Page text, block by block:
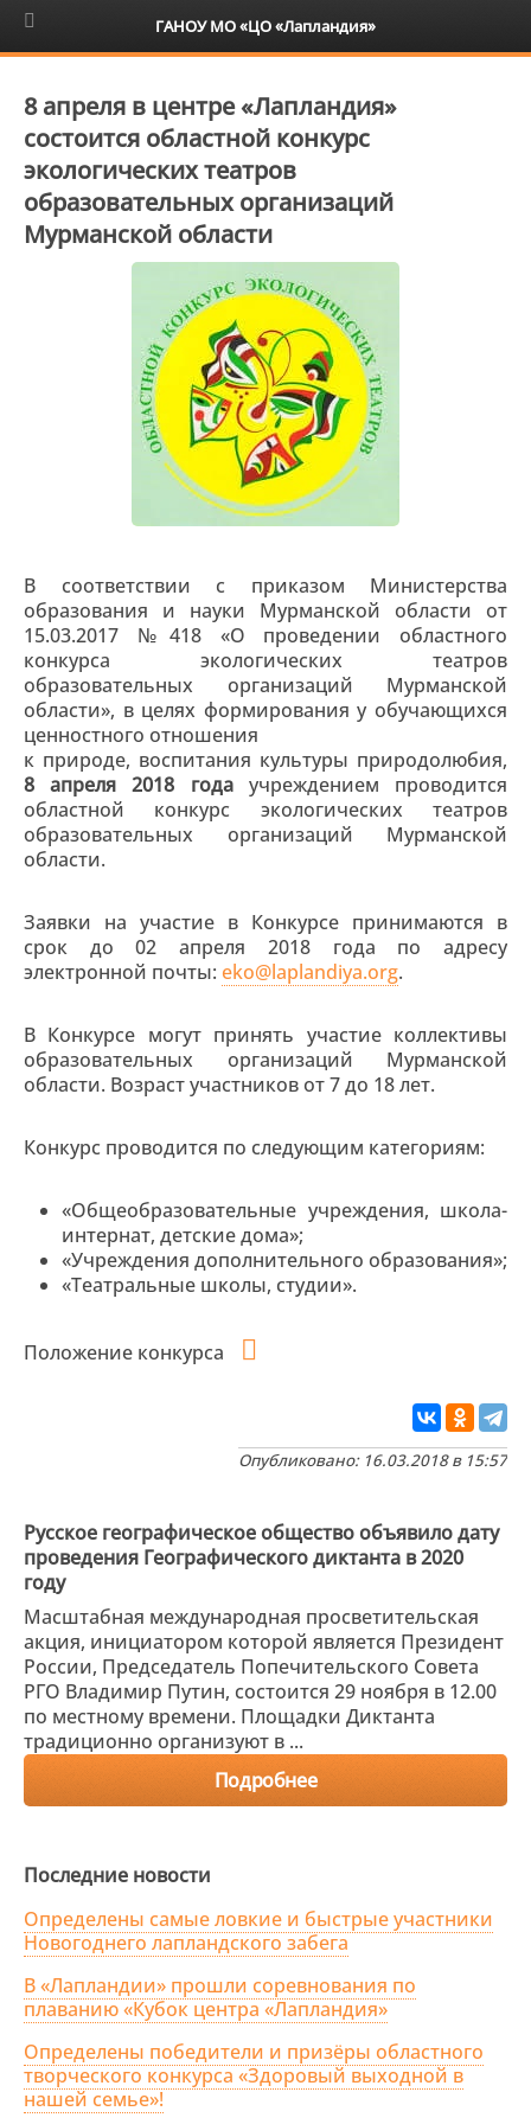
6+
8 апреля в центре «Лапландия»
состоится областной конкурс
экологических театров
образовательных организаций
Мурманской области
В соответствии с приказом Министерства
образования и науки Мурманской области от
15.03.2017 №418 «О проведении областного
конкурса экологических театров
образовательных организаций Мурманской
области», в целях формирования у обучающихся
ценностного отношения
к природе, воспитания культуры природолюбия,
8 апреля 2018 годаучреждением проводится
областной конкурс экологических театров
образовательных организаций Мурманской
области.
Заявки на участие в Конкурсе принимаются в
срок до 02 апреля 2018 года по адресу
электронной почты: eko@laplandiya.org.
В Конкурсе могут принять участие коллективы
образовательных организаций Мурманской
области. Возраст участников от 7 до 18 лет.
Конкурс проводится по следующим категориям:
«Общеобразовательные учреждения, школа-
интернат, детские дома»;
«Учреждения дополнительного образования»;
«Театральные школы, студии».
Положение конкурса
Опубликовано: 16.03.2018 в 15:57
Русское географическое общество объявило дату
проведения Географического диктанта в 2020
году
Масштабная международная просветительская
акция, инициатором которой является Президент
России, Председатель Попечительского Совета
РГО Владимир Путин, состоится 29 ноября в 12.00
по местному времени. Площадки Диктанта
традиционно организуют в ...
Подробнее
Последние новости
Определены самые ловкие и быстрые участники
Новогоднего лапландского забега
В «Лапландии» прошли соревнования по
плаванию «Кубок центра «Лапландия»
Определены победители и призёры областного
творческого конкурса «Здоровый выходной в
нашей семье»!
ГАНОУ МО «ЦО «Лапландия»